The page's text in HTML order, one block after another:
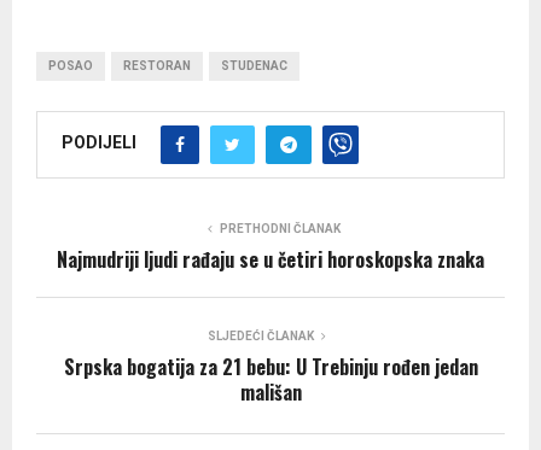
POSAO RESTORAN STUDENAC
PODIJELI
PRETHODNI ČLANAK
Najmudriji ljudi rađaju se u četiri horoskopska znaka
SLJEDEĆI ČLANAK
Srpska bogatija za 21 bebu: U Trebinju rođen jedan
mališan